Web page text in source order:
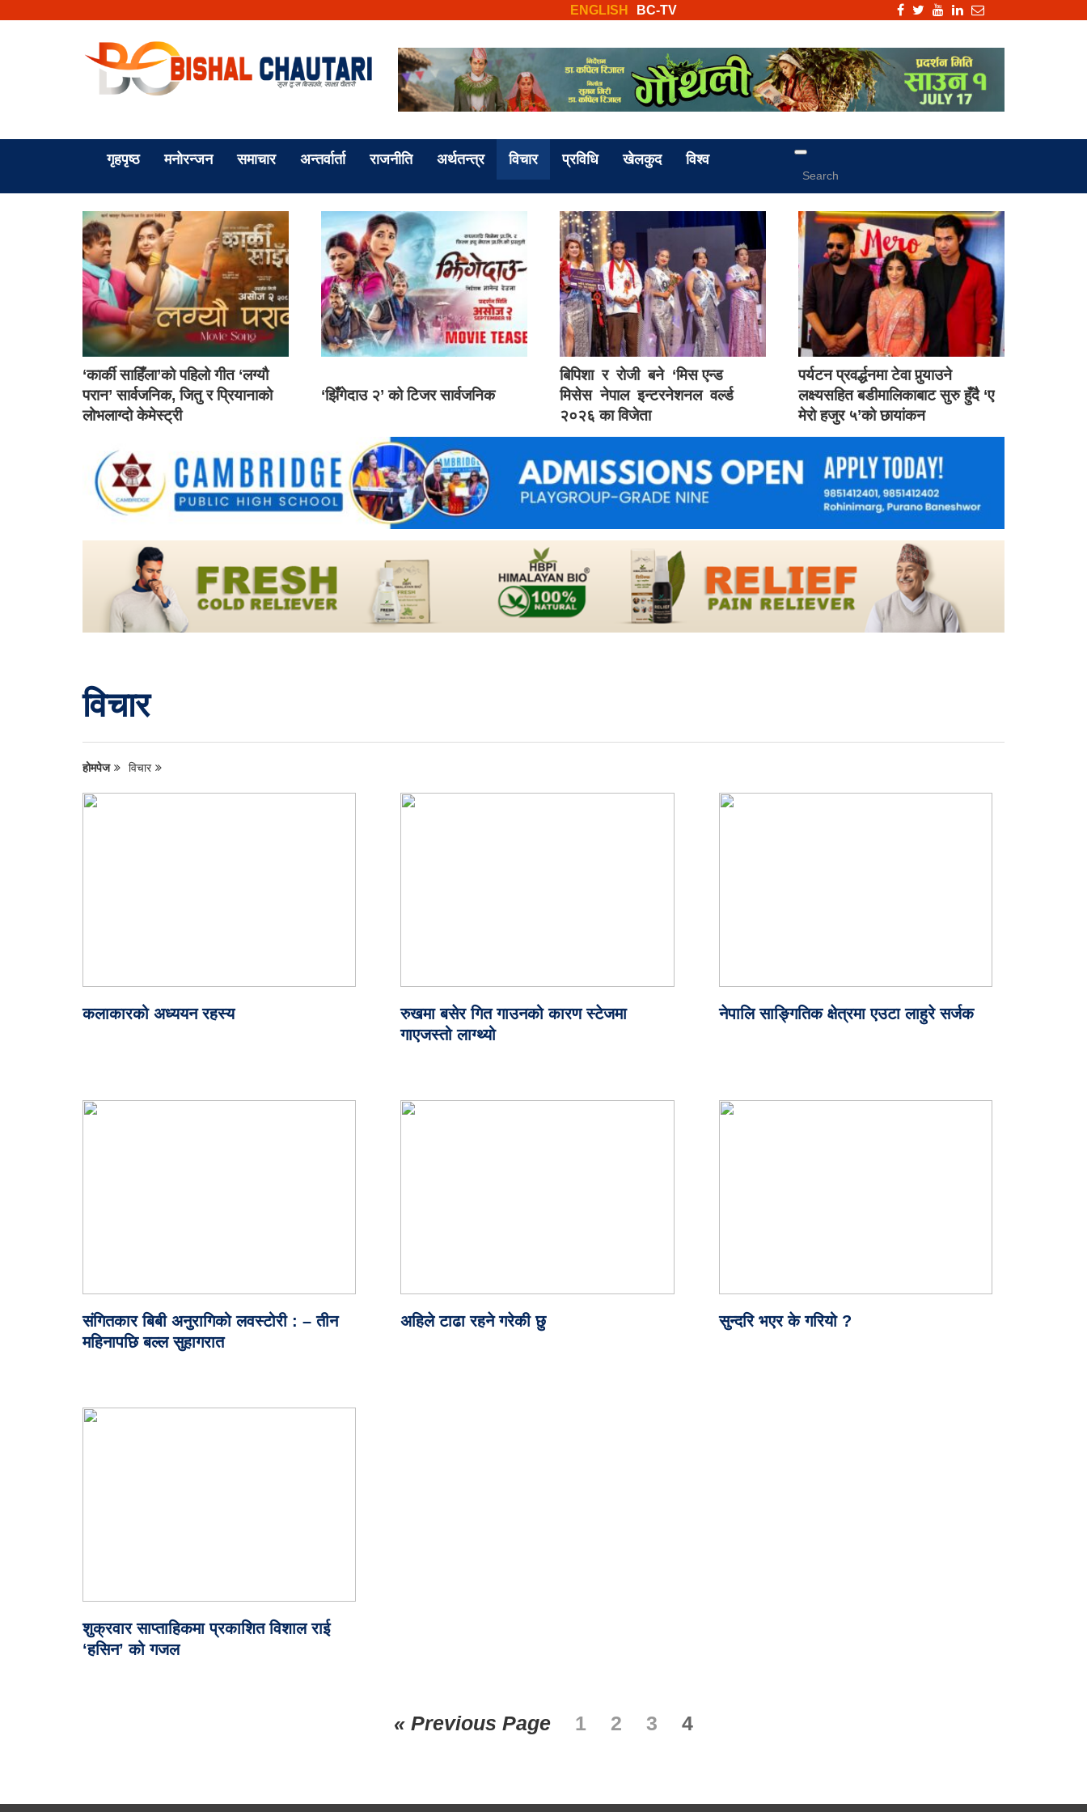
BC-TV
ENGLISH
गृहपृष्ठ मनोरन्जन समाचार अन्तर्वार्ता राजनीति अर्थतन्त्र विचार प्रविधि खेलकुद विश्व
‘कार्की साहिँला’को पहिलो गीत ‘लग्यौ
परान’ सार्वजनिक, जितु र प्रियानाको
लोभलाग्दो केमेस्ट्री
‘झिँगेदाउ २’ को टिजर सार्वजनिक
बिपिशा र रोजी बने ‘मिस एन्ड
मिसेस नेपाल इन्टरनेशनल वर्ल्ड
२०२६ का विजेता
पर्यटन प्रवर्द्धनमा टेवा पुर्‍याउने
लक्ष्यसहित बडीमालिकाबाट सुरु हुँदै ‘ए
मेरो हजुर ५’को छायांकन
विचार
होमपेज विचार
कलाकारको अध्ययन रहस्य
रुखमा बसेर गित गाउनको कारण स्टेजमा
गाएजस्तो लाग्थ्यो
नेपालि साङ्गितिक क्षेत्रमा एउटा लाहुरे सर्जक
संगितकार बिबी अनुरागिको लवस्टोरी : – तीन
महिनापछि बल्ल सुहागरात
अहिले टाढा रहने गरेकी छु सुन्दरि भएर के गरियो ?
शुक्रवार साप्ताहिकमा प्रकाशित विशाल राई
‘हसिन’ को गजल
« Previous Page 1 2 3 4